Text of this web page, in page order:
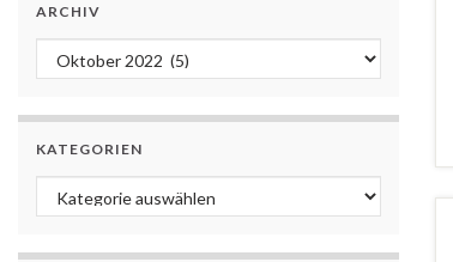
ARCHIV
Archiv
KATEGORIEN
Kategorien